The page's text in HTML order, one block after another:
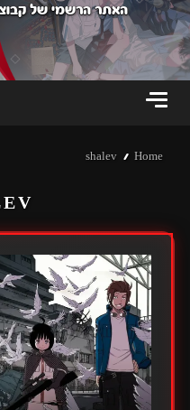
האתר הרשמי של
Home
shalev